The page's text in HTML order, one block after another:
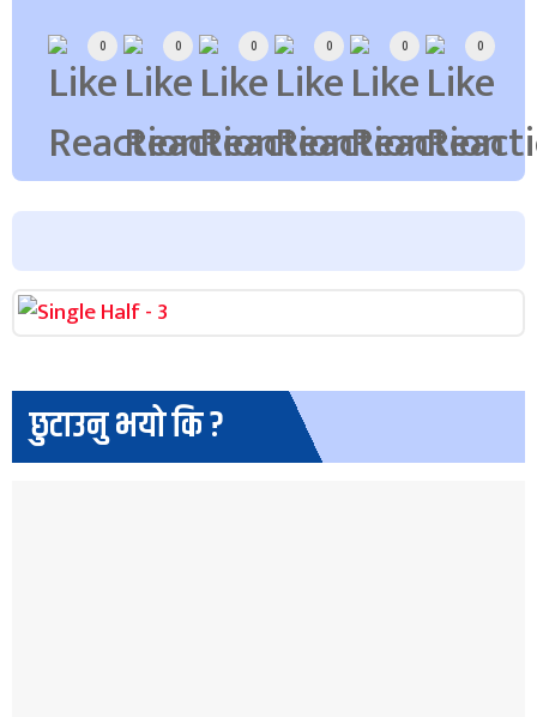
0 0 0 0 0 0
छुटाउनु भयो कि ?